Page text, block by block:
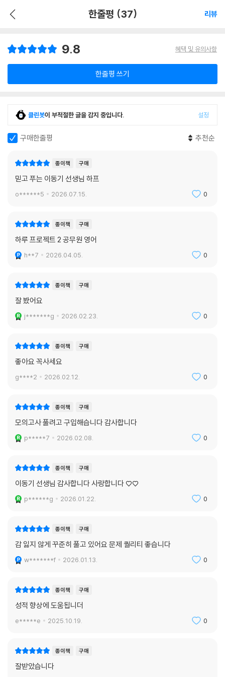
한줄평 (37) 리뷰
9.8 혜택 및 유의사항
한줄평 쓰기
클린봇이 부적절한 글을 감지 중입니다. 설정
구매한줄평 추천순
종이책 구매
믿고 푸는 이동기 선생님 하프
o******5 2026.07.15. 0
종이책 구매
하루 프로젝트 2 공무원 영어
h**7 2026.04.05. 0
종이책 구매
잘 봤어요
j*******g 2026.02.23. 0
종이책 구매
좋아요 꼭사세요
g****2 2026.02.12. 0
종이책 구매
모의고사 풀려고 구입해습니다 감사합니다
p*****7 2026.02.08. 0
종이책 구매
이동기 선생님 감사합니다 사랑합니다 ♡♡
p******g 2026.01.22. 0
종이책 구매
감 잃지 않게 꾸준히 풀고 있어요 문제 퀄리티 좋습니다
w*******f 2026.01.13. 0
종이책 구매
성적 향상에 도움됩니더
e*****e 2025.10.19. 0
종이책 구매
잘받았습니다